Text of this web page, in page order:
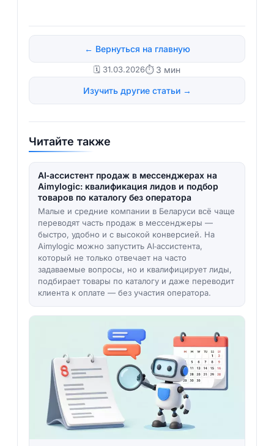
← Вернуться на главную
🗓️ 31.03.2026⏱ 3 мин
Изучить другие статьи →
Читайте также
AI‑ассистент продаж в мессенджерах на
Aimylogic: квалификация лидов и подбор
товаров по каталогу без оператора
Малые и средние компании в Беларуси всё чаще
переводят часть продаж в мессенджеры —
быстро, удобно и с высокой конверсией. На
Aimylogic можно запустить AI‑ассистента,
который не только отвечает на часто
задаваемые вопросы, но и квалифицирует лиды,
подбирает товары по каталогу и даже переводит
клиента к оплате — без участия оператора.